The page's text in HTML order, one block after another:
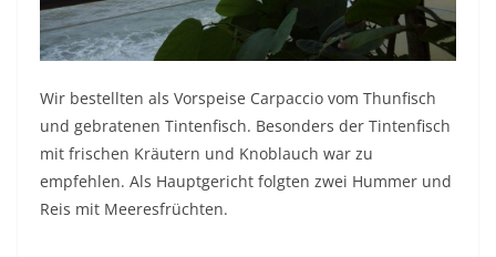
Wir bestellten als Vorspeise Carpaccio vom Thunfisch
und gebratenen Tintenfisch. Besonders der Tintenfisch
mit frischen Kräutern und Knoblauch war zu
empfehlen. Als Hauptgericht folgten zwei Hummer und
Reis mit Meeresfrüchten.